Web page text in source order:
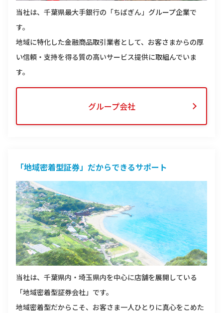
当社は、千葉県最大手銀行の「ちばぎん」グループ企業で
す。
地域に特化した金融商品取引業者として、お客さまからの厚
い信頼・支持を得る質の高いサービス提供に取組んでいま
す。
グループ会社
「地域密着型証券」だからできるサポート
当社は、千葉県内・埼玉県内を中心に店舗を展開している
「地域密着型証券会社」です。
地域密着型だからこそ、お客さま一人ひとりに真心をこめた